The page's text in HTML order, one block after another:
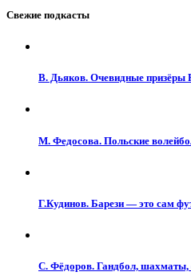
Свежие подкасты
В. Дьяков. Очевидные
М. Федосова. Польские
Г.Кудинов. Барези — это сам
С. Фёдоров. Гандбол, шахматы,